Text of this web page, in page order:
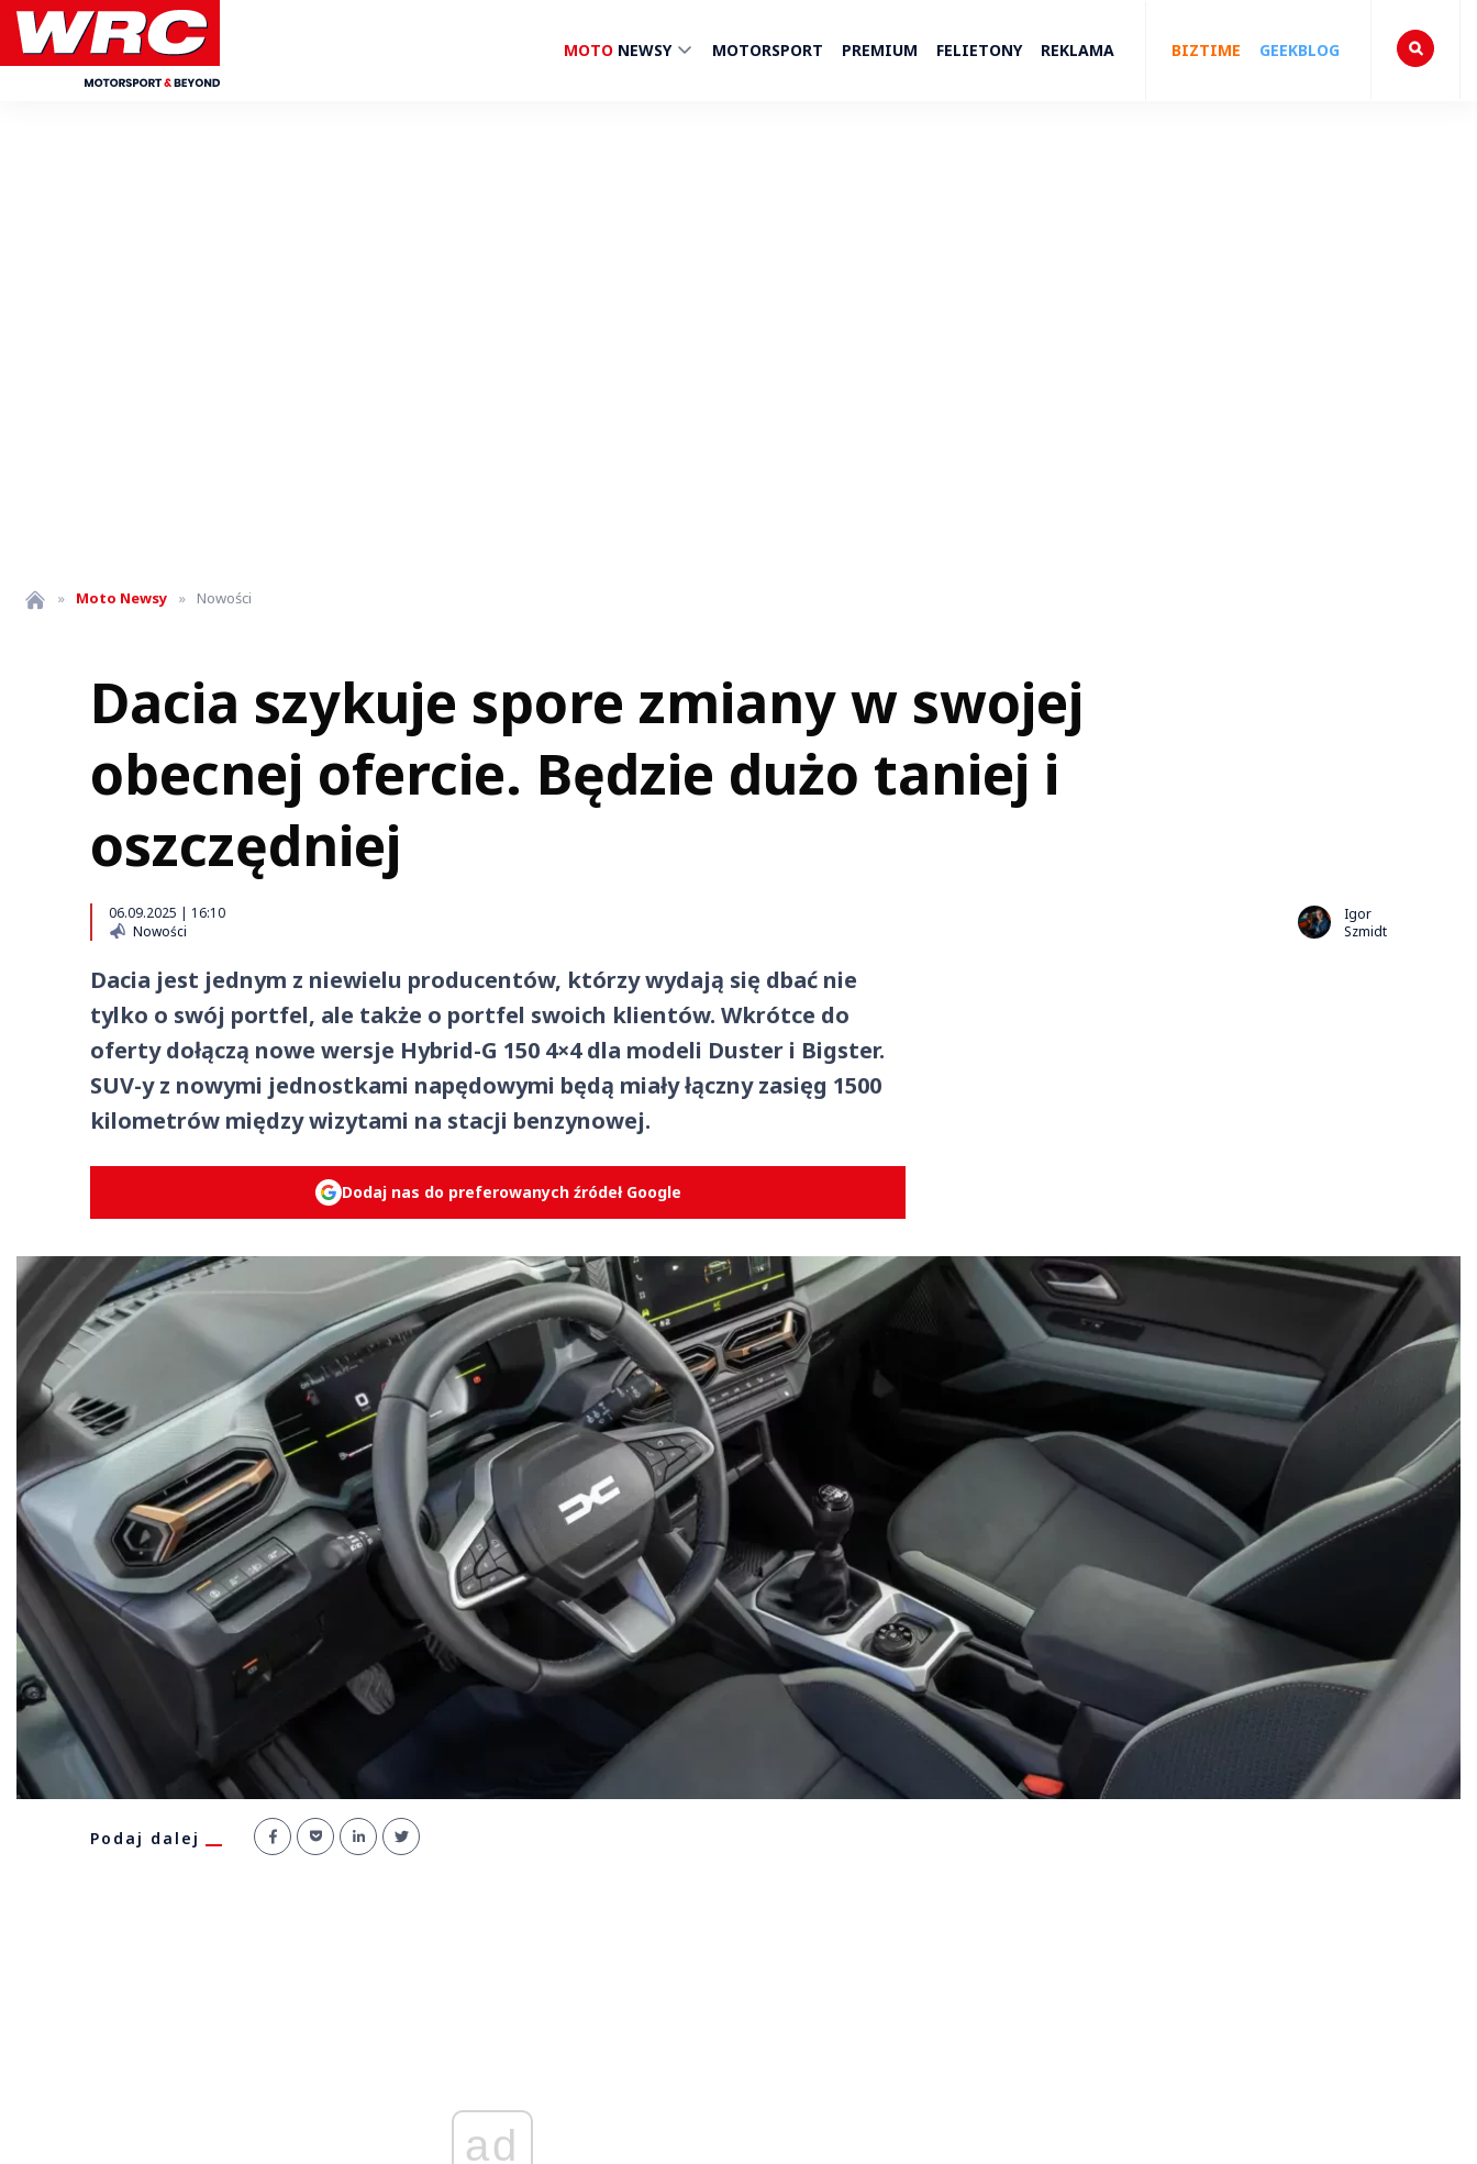
MOTO NEWSY MOTORSPORT PREMIUM FELIETONY REKLAMA BIZTIME GEEKBLOG
» Moto Newsy » Nowości
Dacia szykuje spore zmiany w swojej
obecnej ofercie. Będzie dużo taniej i
oszczędniej
06.09.2025 | 16:10
Nowości
Igor
Szmidt
Dacia jest jednym z niewielu producentów, którzy wydają się dbać nie
tylko o swój portfel, ale także o portfel swoich klientów. Wkrótce do
oferty dołączą nowe wersje Hybrid-G 150 4×4 dla modeli Duster i Bigster.
SUV-y z nowymi jednostkami napędowymi będą miały łączny zasięg 1500
kilometrów między wizytami na stacji benzynowej.
Dodaj nas do preferowanych źródeł Google
Podaj dalej
ad